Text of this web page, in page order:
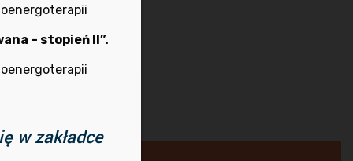
Spychała
Next post
– stopień II”.
w zakładce